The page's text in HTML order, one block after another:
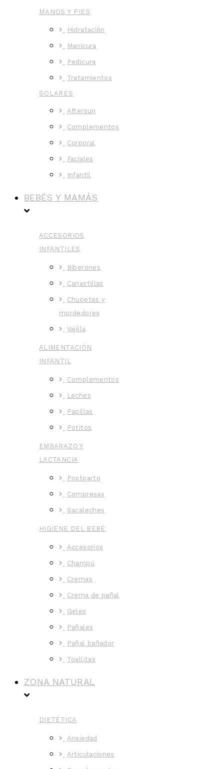
MANOS Y PIES
Hidratación
Manicura
Pedicura
Tratamientos
SOLARES
Aftersun
Complementos
Corporal
Faciales
Infantil
BEBÉS Y MAMÁS
ACCESORIOS
INFANTILES
Biberones
Canastillas
Chupetes y
mordedores
Vajilla
ALIMENTACIÓN
INFANTIL
Complementos
Leches
Papillas
Potitos
EMBARAZO Y
LACTANCIA
Postparto
Compresas
Sacaleches
HIGIENE DEL BEBÉ
Accesorios
Champú
Cremas
Crema de pañal
Geles
Pañales
Pañal bañador
Toallitas
ZONA NATURAL
DIETÉTICA
Ansiedad
Articulaciones